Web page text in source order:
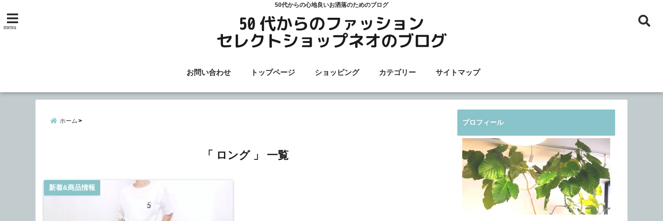
50代からの心地良いお洒落のためのブログ
menu
お問い合わせ トップページ ショッピング カテゴリー サイトマップ
ホーム
「 ロング 」 一覧
新着&商品情報
プロフィール